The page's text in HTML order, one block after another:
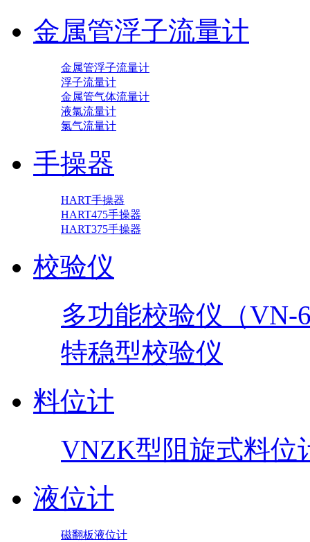
金属管浮子流量计
金属管浮子流量计
浮子流量计
金属管气体流量计
液氯流量计
氯气流量计
手操器
HART手操器
HART475手操器
HART375手操器
校验仪
多功能校验仪（VN-
特稳型校验仪
料位计
VNZK型阻旋式料位
液位计
磁翻板液位计